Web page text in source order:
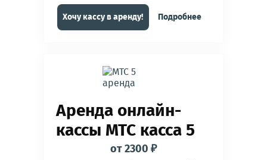
Хочу кассу в аренду! Подробнее
Аренда онлайн-
кассы МТС касса 5
от 2300 ₽